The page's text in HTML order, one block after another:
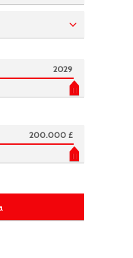
2029
200.000 £